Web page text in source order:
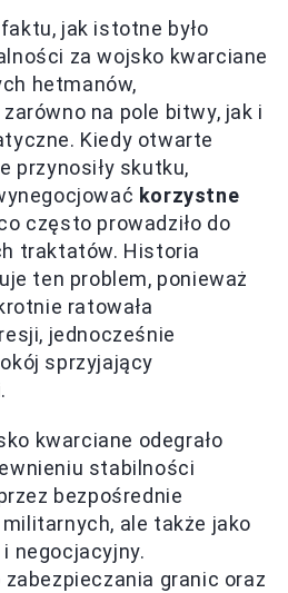
jak istotne było
za wojsko kwarciane
hetmanów,
na pole bitwy, jak i
Kiedy otwarte
przynosiły skutku,
korzystne
często prowadziło do
traktatów. Historia
ten problem, ponieważ
ratowała
jednocześnie
sprzyjający
kwarciane odegrało
stabilności
bezpośrednie
ale także jako
negocjacyjny.
granic oraz